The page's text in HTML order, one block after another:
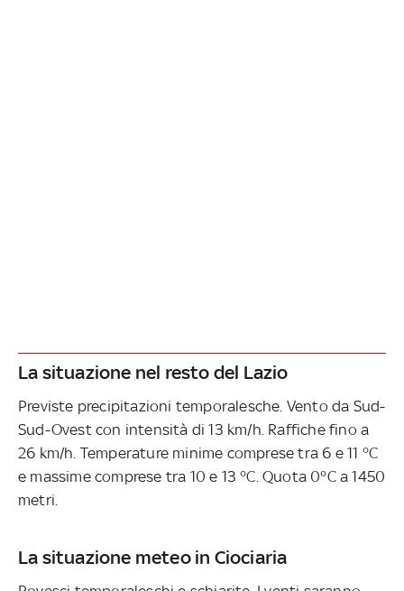
La situazione nel resto del Lazio
Previste precipitazioni temporalesche. Vento da Sud-
Sud-Ovest con intensità di 13 km/h. Raffiche fino a
26 km/h. Temperature minime comprese tra 6 e 11 °C
e massime comprese tra 10 e 13 °C. Quota 0°C a 1450
metri.
La situazione meteo in Ciociaria